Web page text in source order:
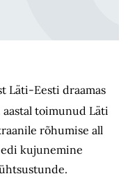
Läti-Eesti draamas
aastal toimunud Läti
rõhumise all
kujunemine